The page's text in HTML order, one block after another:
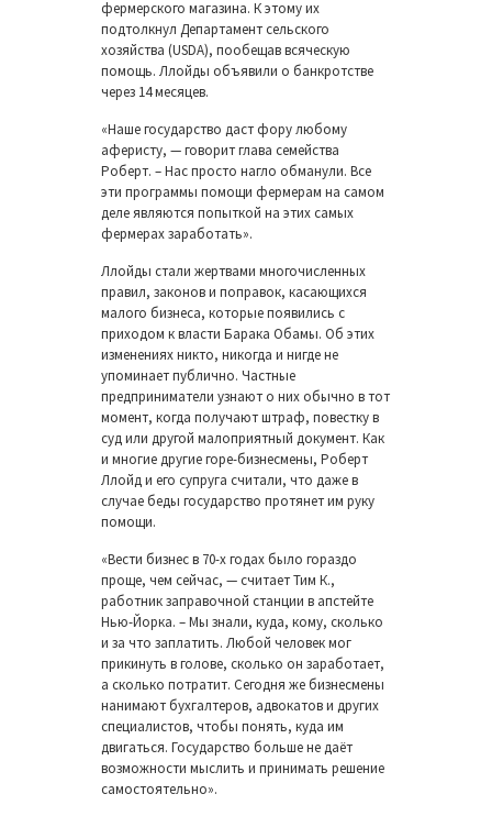
фермерского магазина. К этому их
подтолкнул Департамент сельского
хозяйства (USDA), пообещав всяческую
помощь. Ллойды объявили о банкротстве
через 14 месяцев.
«Наше государство даст фору любому
аферисту, — говорит глава семейства
Роберт. – Нас просто нагло обманули. Все
эти программы помощи фермерам на самом
деле являются попыткой на этих самых
фермерах заработать».
Ллойды стали жертвами многочисленных
правил, законов и поправок, касающихся
малого бизнеса, которые появились с
приходом к власти Барака Обамы. Об этих
изменениях никто, никогда и нигде не
упоминает публично. Частные
предприниматели узнают о них обычно в тот
момент, когда получают штраф, повестку в
суд или другой малоприятный документ. Как
и многие другие горе-бизнесмены, Роберт
Ллойд и его супруга считали, что даже в
случае беды государство протянет им руку
помощи.
«Вести бизнес в 70-х годах было гораздо
проще, чем сейчас, — считает Тим К.,
работник заправочной станции в апстейте
Нью-Йорка. – Мы знали, куда, кому, сколько
и за что заплатить. Любой человек мог
прикинуть в голове, сколько он заработает,
а сколько потратит. Сегодня же бизнесмены
нанимают бухгалтеров, адвокатов и других
специалистов, чтобы понять, куда им
двигаться. Государство больше не даёт
возможности мыслить и принимать решение
самостоятельно».